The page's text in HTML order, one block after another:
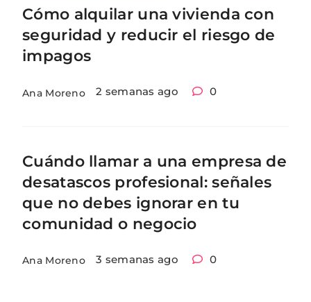
Cómo alquilar una vivienda con
seguridad y reducir el riesgo de
impagos
Ana Moreno 2 semanas ago 0
Cuándo llamar a una empresa de
desatascos profesional: señales
que no debes ignorar en tu
comunidad o negocio
Ana Moreno 3 semanas ago 0